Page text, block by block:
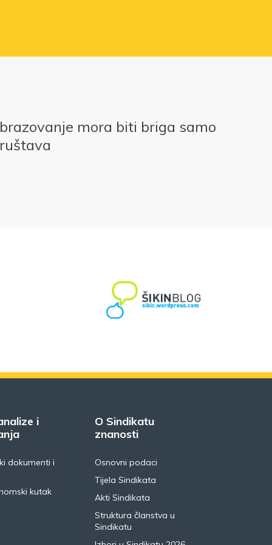
mora biti briga samo
i
dokumenti i
kutak
O Sindikatu
znanosti
Osnovni podaci
Tijela Sindikata
Akti Sindikata
Struktura članstva u
Sindikatu